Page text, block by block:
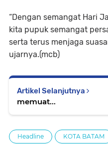
“Dengan semangat Hari
kita pupuk semangat
serta terus menjaga
ujarnya.(mcb)
Artikel Selanjutnya
memuat...
Headline KOTA BATAM